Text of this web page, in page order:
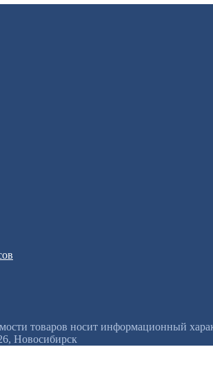
товаров носит информационный
Новосибирск